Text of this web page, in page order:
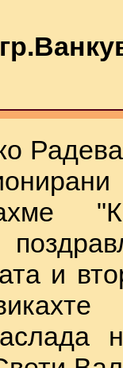
и